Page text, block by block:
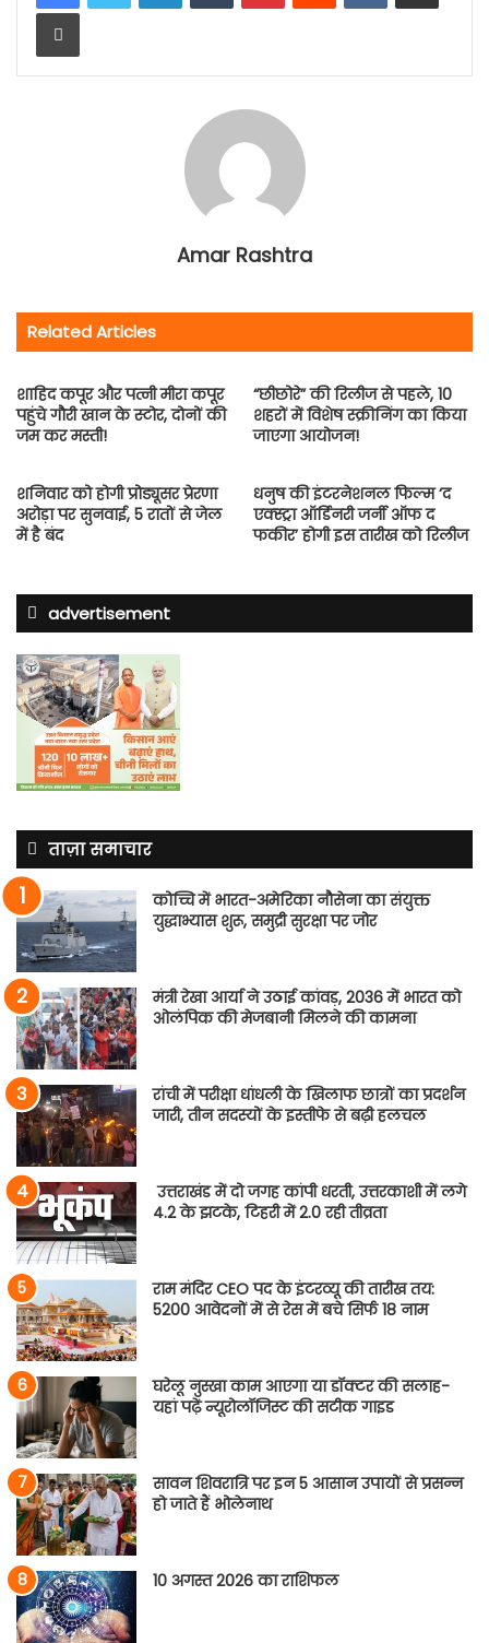
Print
Amar Rashtra
Related Articles
शाहिद कपूर और पत्नी मीरा कपूर
पहुंचे गौरी खान के स्टोर, दोनों की
जम कर मस्ती!
“छीछोरे” की रिलीज से पहले, 10
शहरों में विशेष स्क्रीनिंग का किया
जाएगा आयोजन!
शनिवार को होगी प्रोड्यूसर प्रेरणा
अरोड़ा पर सुनवाई, 5 रातों से जेल
में है बंद
धनुष की इंटरनेशनल फिल्म ‘द
एक्स्ट्रा ऑर्डिनरी जर्नी ऑफ द
फकीर’ होगी इस तारीख को रिलीज
advertisement
ताज़ा समाचार
कोच्चि में भारत-अमेरिका नौसेना का संयुक्त
युद्धाभ्यास शुरू, समुद्री सुरक्षा पर जोर
मंत्री रेखा आर्या ने उठाई कांवड़, 2036 में भारत को
ओलंपिक की मेजबानी मिलने की कामना
रांची में परीक्षा धांधली के खिलाफ छात्रों का प्रदर्शन
जारी, तीन सदस्यों के इस्तीफे से बढ़ी हलचल
उत्तराखंड में दो जगह कांपी धरती, उत्तरकाशी में लगे
4.2 के झटके, टिहरी में 2.0 रही तीव्रता
राम मंदिर CEO पद के इंटरव्यू की तारीख तय:
5200 आवेदनों में से रेस में बचे सिर्फ 18 नाम
घरेलू नुस्खा काम आएगा या डॉक्टर की सलाह-
यहां पढ़ें न्यूरोलॉजिस्ट की सटीक गाइड
सावन शिवरात्रि पर इन 5 आसान उपायों से प्रसन्न
हो जाते हैं भोलेनाथ
10 अगस्त 2026 का राशिफल